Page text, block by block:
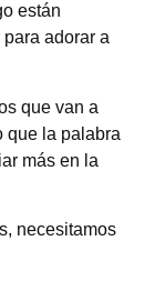
están
adorar a
que van a
que la palabra
más en la
necesitamos